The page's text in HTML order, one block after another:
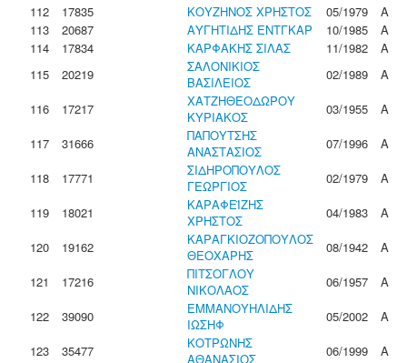
112
17835 ΚΟΥΖΗΝΟΣ ΧΡΗΣΤΟΣ 05/1979
Α
113
20687 ΑΥΓΗΤΙΔΗΣ ΕΝΤΓΚΑΡ 10/1985
Α
114
17834 ΚΑΡΦΑΚΗΣ ΣΙΛΑΣ 11/1982
Α
115
20219
ΣΑΛΟΝΙΚΙΟΣ
ΒΑΣΙΛΕΙΟΣ
02/1989
Α
116
17217
ΧΑΤΖΗΘΕΟΔΩΡΟΥ
ΚΥΡΙΑΚΟΣ
03/1955
Α
117
31666
ΠΑΠΟΥΤΣΗΣ
ΑΝΑΣΤΑΣΙΟΣ
07/1996
Α
118
17771
ΣΙΔΗΡΟΠΟΥΛΟΣ
ΓΕΩΡΓΙΟΣ
02/1979
Α
119
18021
ΚΑΡΑΦΕΪΖΗΣ
ΧΡΗΣΤΟΣ
04/1983
Α
120
19162
ΚΑΡΑΓΚΙΟΖΟΠΟΥΛΟΣ
ΘΕΟΧΑΡΗΣ
08/1942
Α
121
17216
ΠΙΤΣΟΓΛΟΥ
ΝΙΚΟΛΑΟΣ
06/1957
Α
122
39090
ΕΜΜΑΝΟΥΗΛΙΔΗΣ
ΙΩΣΗΦ
05/2002
Α
123
35477
ΚΟΤΡΩΝΗΣ
ΑΘΑΝΑΣΙΟΣ
06/1999
Α